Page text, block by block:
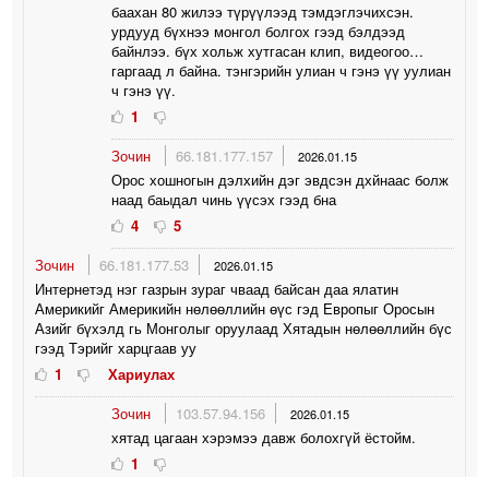
баахан 80 жилээ түрүүлээд тэмдэглэчихсэн.
урдууд бүхнээ монгол болгох гээд бэлдээд
байнлээ. бүх хольж хутгасан клип, видеогоо…
гаргаад л байна. тэнгэрийн улиан ч гэнэ үү уулиан
ч гэнэ үү.
1
Зочин
66.181.177.157 2026.01.15
Орос хошногын дэлхийн дэг эвдсэн дхйнаас болж
наад баыдал чинь үүсэх гээд бна
4
5
Зочин
66.181.177.53 2026.01.15
Интернетэд нэг газрын зураг чваад байсан даа ялатин
Америкийг Америкийн нөлөөллийн өүс гэд Европыг Оросын
Азийг бүхэлд гь Монголыг оруулаад Хятадын нөлөөллийн бүс
гээд Тэрийг харцгаав уу
1
Хариулах
Зочин
103.57.94.156 2026.01.15
хятад цагаан хэрэмээ давж болохгүй ёстойм.
1